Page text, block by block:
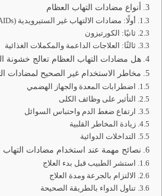
أنواع مضادات التهاب العظام
أولًا: مضادات الالتهاب غير الستيرويدية (NSAIDs)
ثانيًا: الكورتيزون
ثالثًا: العلاجات الداعمة والمكملات الغذائية
هل مضادات التهاب العظام تعالج خشونة
مخاطر الاستخدام غير الصحيح لمضادات
اضطرابات المعدة والجهاز الهضمي
التأثير على وظائف الكلى
ارتفاع ضغط الدم واحتباس السوائل
زيادة المخاطر القلبية
التداخلات الدوائية
نصائح مهمة عند استخدام مضادات التهاب
استشر الطبيب قبل بدء العلاج
الالتزام بالجرعة ومدة العلاج
تناول الدواء بالطريقة الصحيحة